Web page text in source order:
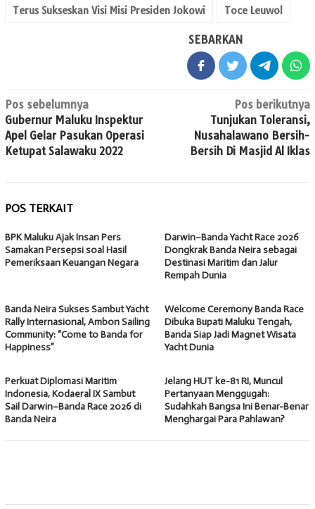
Terus Sukseskan Visi Misi Presiden Jokowi Toce Leuwol
SEBARKAN
Navigasi
pos
Pos sebelumnya
Gubernur Maluku Inspektur
Apel Gelar Pasukan Operasi
Ketupat Salawaku 2022
Pos berikutnya
Tunjukan Toleransi,
Nusahalawano Bersih-
Bersih Di Masjid Al Iklas
POS TERKAIT
BPK Maluku Ajak Insan Pers
Samakan Persepsi soal Hasil
Pemeriksaan Keuangan Negara
Darwin–Banda Yacht Race 2026
Dongkrak Banda Neira sebagai
Destinasi Maritim dan Jalur
Rempah Dunia
Banda Neira Sukses Sambut Yacht
Rally Internasional, Ambon Sailing
Community: “Come to Banda for
Happiness”
Welcome Ceremony Banda Race
Dibuka Bupati Maluku Tengah,
Banda Siap Jadi Magnet Wisata
Yacht Dunia
Perkuat Diplomasi Maritim
Indonesia, Kodaeral IX Sambut
Sail Darwin–Banda Race 2026 di
Banda Neira
Jelang HUT ke-81 RI, Muncul
Pertanyaan Menggugah:
Sudahkah Bangsa Ini Benar-Benar
Menghargai Para Pahlawan?